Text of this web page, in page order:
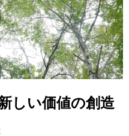
しい価値の創造